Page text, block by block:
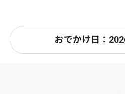
おでかけ日：